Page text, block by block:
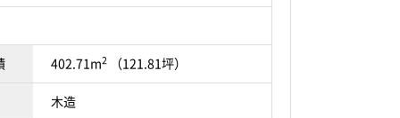
402.71m2 （121.81坪）
木造